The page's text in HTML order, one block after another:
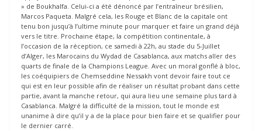
» de Boukhalfa. Celui-ci a été dénoncé par l’entraîneur brésilien,
Marcos Paqueta. Malgré cela, les Rouge et Blanc de la capitale ont
tenu bon jusqu’à l’ultime minute pour marquer et faire un grand déjà
vers le titre. Prochaine étape, la compétition continentale, à
l’occasion de la réception, ce samedi à 22h, au stade du 5-Juillet
d’Alger, les Marocains du Wydad de Casablanca, aux matchs aller des
quarts de finale de la Champions League. Avec un moral gonflé à bloc,
les coéquipiers de Chemseddine Nessakh vont devoir faire tout ce
qui est en leur possible afin de réaliser un résultat probant dans cette
partie, avant la manche retour, qui aura lieu une semaine plus tard à
Casablanca. Malgré la difficulté de la mission, tout le monde est
unanime à dire qu’il y a de la place pour bien faire et se qualifier pour
le dernier carré.